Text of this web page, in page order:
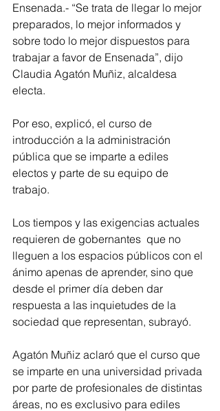
Ensenada.- “Se trata de llegar lo mejor
preparados, lo mejor informados y
sobre todo lo mejor dispuestos para
trabajar a favor de Ensenada”, dijo
Claudia Agatón Muñiz, alcaldesa
electa.
Por eso, explicó, el curso de
introducción a la administración
pública que se imparte a ediles
electos y parte de su equipo de
trabajo.
Los tiempos y las exigencias actuales
requieren de gobernantes  que no
lleguen a los espacios públicos con el
ánimo apenas de aprender, sino que
desde el primer día deben dar
respuesta a las inquietudes de la
sociedad que representan, subrayó.
Agatón Muñiz aclaró que el curso que
se imparte en una universidad privada
por parte de profesionales de distintas
áreas, no es exclusivo para ediles